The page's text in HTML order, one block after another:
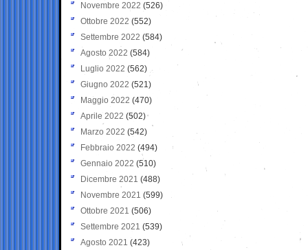
Novembre 2022 (526)
Ottobre 2022 (552)
Settembre 2022 (584)
Agosto 2022 (584)
Luglio 2022 (562)
Giugno 2022 (521)
Maggio 2022 (470)
Aprile 2022 (502)
Marzo 2022 (542)
Febbraio 2022 (494)
Gennaio 2022 (510)
Dicembre 2021 (488)
Novembre 2021 (599)
Ottobre 2021 (506)
Settembre 2021 (539)
Agosto 2021 (423)